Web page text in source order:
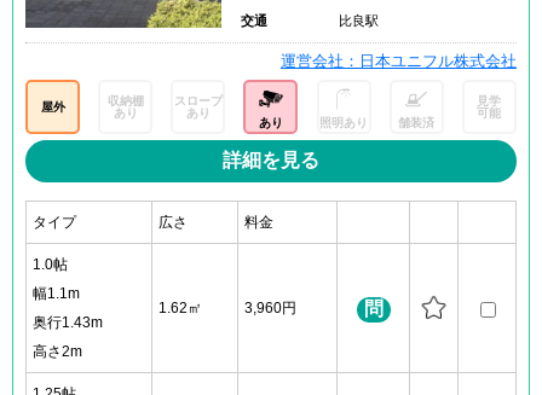
交通 比良駅
運営会社：日本ユニフル株式会社
屋外
収納棚
あり
スロープ
あり
あり 照明あり 舗装済
見学
可能
詳細を見る
タイプ 広さ 料金
1.0帖
幅1.1m
奥行1.43m
高さ2m
1.62㎡ 3,960円 問